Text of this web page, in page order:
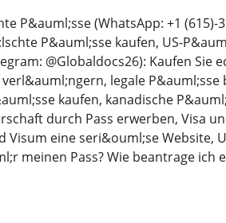
P&auml;sse (WhatsApp: +1
P&auml;sse kaufen, US-
@Globaldocs26): Kaufen Sie
legale
kaufen, kanadische
durch Pass erwerben, Visa
Visum eine seri&ouml;se Website,
meinen Pass? Wie beantrage ich